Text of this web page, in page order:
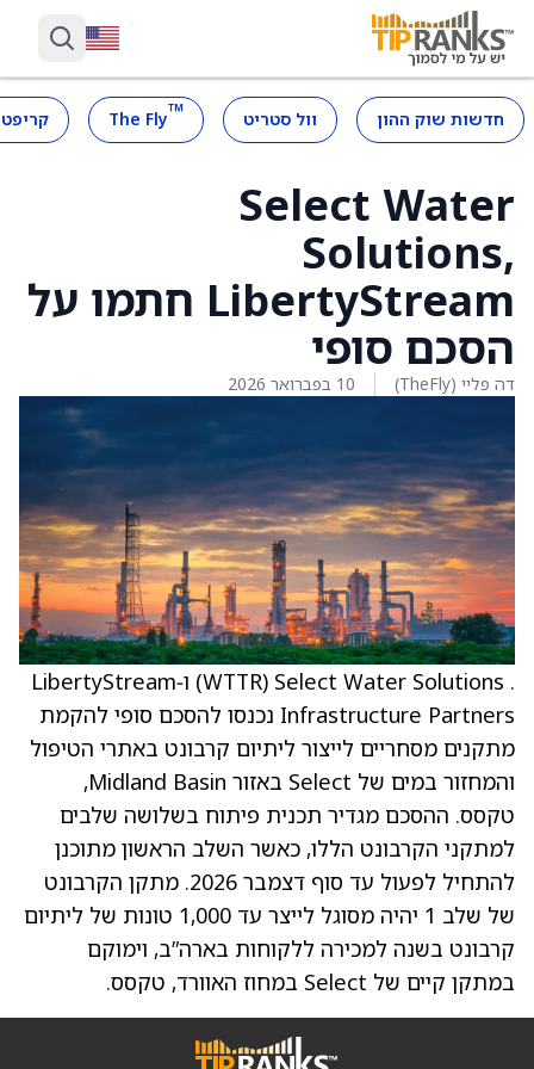
חדשות שוק ההון וול סטריט ™
The Fly
Select Water
Solutions,
LibertyStream חתמו על
הסכם סופי
דה פליי (TheFly) 10 בפברואר 2026
. Select Water Solutions ‏(WTTR) ו‑LibertyStream
Infrastructure Partners נכנסו להסכם סופי להקמת
מתקנים מסחריים לייצור ליתיום קרבונט באתרי הטיפול
והמחזור במים של Select באזור Midland Basin,
טקסס. ההסכם מגדיר תכנית פיתוח בשלושה שלבים
למתקני הקרבונט הללו, כאשר השלב הראשון מתוכנן
להתחיל לפעול עד סוף דצמבר 2026. מתקן הקרבונט
של שלב 1 יהיה מסוגל לייצר עד 1,000 טונות של ליתיום
קרבונט בשנה למכירה ללקוחות בארה”ב, וימוקם
במתקן קיים של Select במחוז האוורד, טקסס.